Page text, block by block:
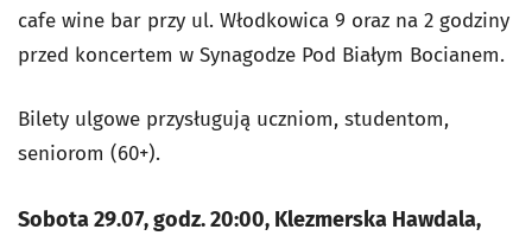
cafe wine bar przy ul. Włodkowica 9 oraz na 2 godziny
przed koncertem w Synagodze Pod Białym Bocianem.
Bilety ulgowe przysługują uczniom, studentom,
seniorom (60+).
Sobota 29.07, godz. 20:00, Klezmerska Hawdala,